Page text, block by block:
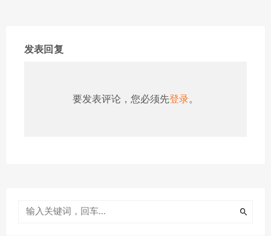
发表回复
要发表评论，您必须先登录。